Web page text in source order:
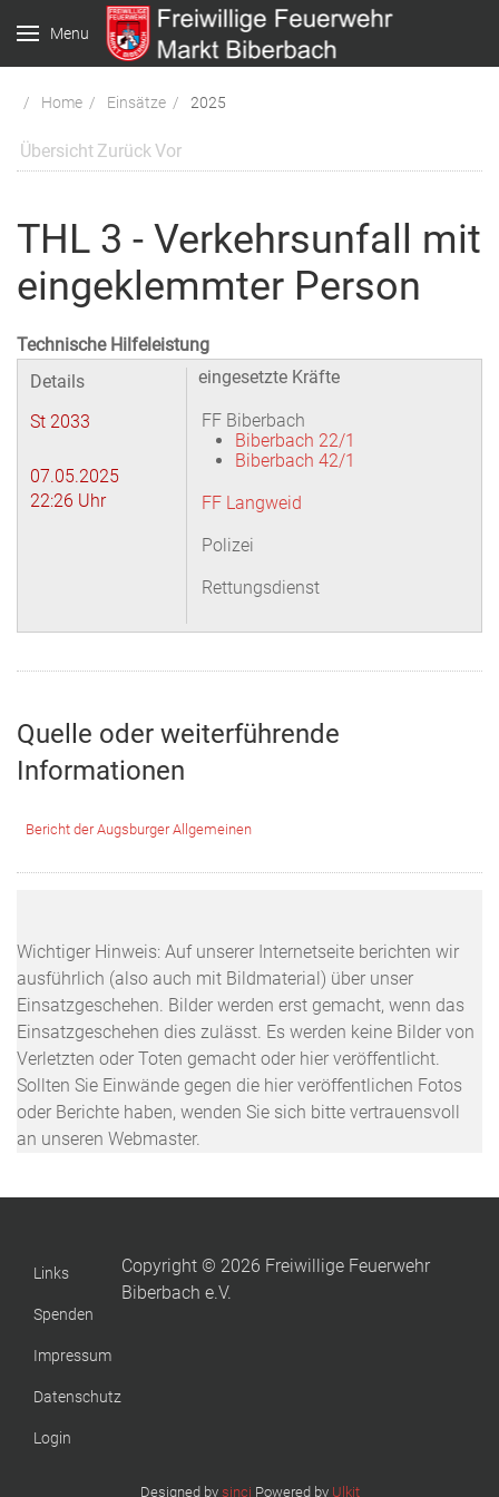
Menu
Home Einsätze 2025
Übersicht ZurückVor
THL 3 - Verkehrsunfall mit
eingeklemmter Person
Technische Hilfeleistung
Details
St 2033
07.05.2025
22:26 Uhr
eingesetzte Kräfte
FF Biberbach
Biberbach 22/1
Biberbach 42/1
FF Langweid
Polizei
Rettungsdienst
Quelle oder weiterführende
Informationen
Bericht der Augsburger Allgemeinen
Wichtiger Hinweis: Auf unserer Internetseite berichten wir
ausführlich (also auch mit Bildmaterial) über unser
Einsatzgeschehen. Bilder werden erst gemacht, wenn das
Einsatzgeschehen dies zulässt. Es werden keine Bilder von
Verletzten oder Toten gemacht oder hier veröffentlicht.
Sollten Sie Einwände gegen die hier veröffentlichen Fotos
oder Berichte haben, wenden Sie sich bitte vertrauensvoll
an unseren Webmaster.
Links
Spenden
Impressum
Datenschutz
Login
Copyright © 2026 Freiwillige Feuerwehr
Biberbach e.V.
Designed by sinci Powered by Ulkit